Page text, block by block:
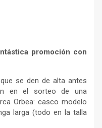
promoción con
se den de alta antes
en el sorteo de una
Orbea: casco modelo
larga (todo en la talla